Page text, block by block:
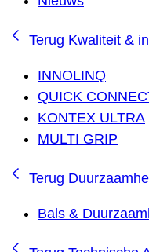
Terug Kwaliteit &
INNOLINQ
QUICK
KONTEX ULTRA
MULTI GRIP
Terug
Bals &